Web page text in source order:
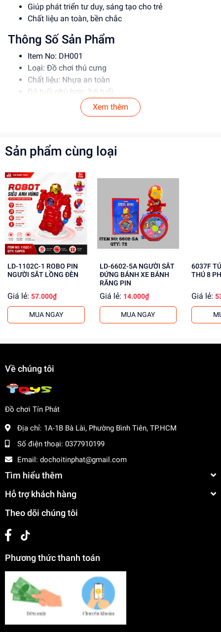
Giúp phát triển tư duy, sáng tạo cho trẻ
Chất liệu an toàn, bền chắc
Thông Số Sản Phẩm
Item No: DH001
Loại: Đồ chơi thú cưng
Chất liệu: Nhựa an toàn
Độ tuổi phù hợp: 3-6 tuổi
Hướng Dẫn Sử Dụng
Lưu ý: Phụ huynh cần giám sát trẻ khi chơi để đảm
Lợi Ích Phát Triển
Phát triển tư duy, sáng tạo cho trẻ
Giúp trẻ học hỏi và khám phá thế giới xung quanh
Tăng cường kỹ năng giao tiếp và tương tác xã hội
Mua ngay đồ chơi cáo nhỏ tạiDochoitinphat.com
tôi cung cấp giá sỉ cho khách buôn và đảm bảo chất lượng
sản phẩm.
Xem thêm
Sản phẩm cùng loại
LD-1102C-1 ROBO PIN
NGƯỜI SẮT LỒNG ĐÈN
Giá lẻ: 57.000₫
MUA NGAY
LD-6602-5A NGƯỜI SẮT
ĐỨNG BÁNH XE BÁNH
RĂNG PIN
Giá lẻ: 14.000₫
MUA NGAY
6037F
THÚ 8
Giá lẻ:
Về chúng tôi
Đồ chơi Tín Phát
Địa chỉ: 1A-1B Bà Lài, Phường Bình Tiên, TP.HCM
Số điện thoại: 0377910199
Email: dochoitinphat@gmail.com
Tìm hiểu thêm
Hỗ trợ khách hàng
Theo dõi chúng tôi
Phương thức thanh toán